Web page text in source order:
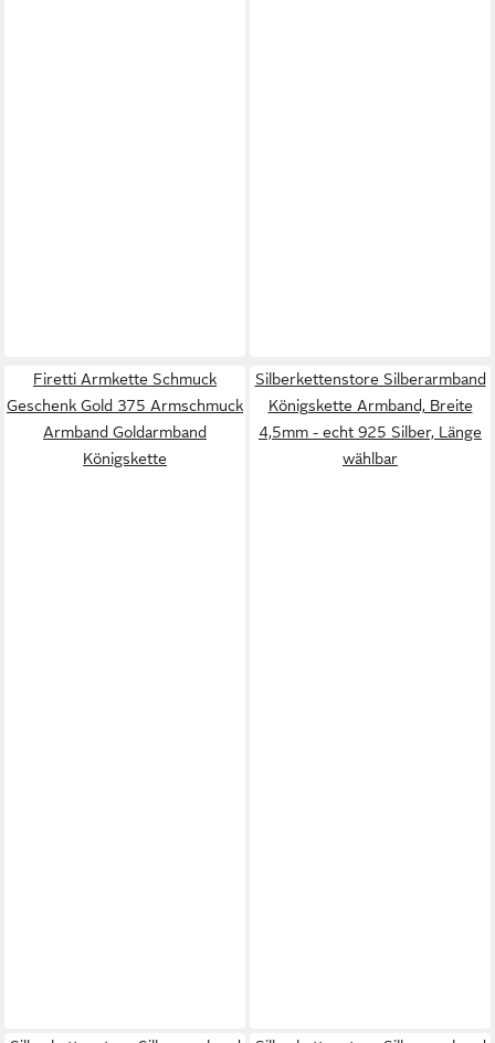
Firetti Armkette Schmuck
Geschenk Gold 375 Armschmuck
Armband Goldarmband
Königskette
Silberkettenstore Silberarmband
Königskette Armband, Breite
4,5mm - echt 925 Silber, Länge
wählbar